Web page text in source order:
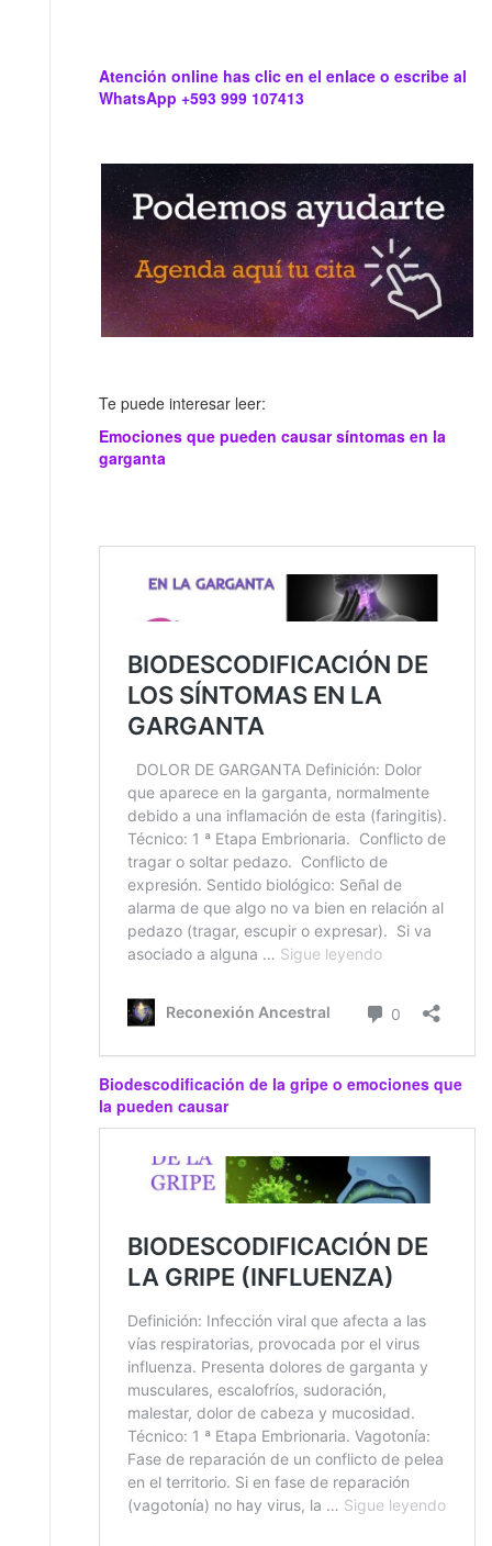
Atención online has clic en el enlace o escribe al
WhatsApp +593 999 107413
Te puede interesar leer:
Emociones que pueden causar síntomas en la
garganta
Biodescodificación de la gripe o emociones que
la pueden causar